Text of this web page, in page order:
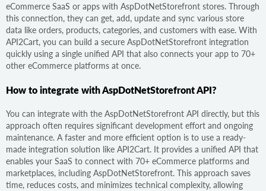
eCommerce SaaS or apps with AspDotNetStorefront stores. Through
this connection, they can get, add, update and sync various store
data like orders, products, categories, and customers with ease. With
API2Cart, you can build a secure AspDotNetStorefront integration
quickly using a single unified API that also connects your app to 70+
other eCommerce platforms at once.
How to integrate with AspDotNetStorefront API?
You can integrate with the AspDotNetStorefront API directly, but this
approach often requires significant development effort and ongoing
maintenance. A faster and more efficient option is to use a ready-
made integration solution like API2Cart. It provides a unified API that
enables your SaaS to connect with 70+ eCommerce platforms and
marketplaces, including AspDotNetStorefront. This approach saves
time, reduces costs, and minimizes technical complexity, allowing